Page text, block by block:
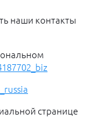
наши контакты
странице